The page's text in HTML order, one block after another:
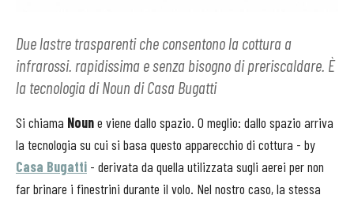
Due lastre trasparenti che consentono la cottura a
infrarossi. rapidissima e senza bisogno di preriscaldare. È
la tecnologia di Noun di Casa Bugatti
Si chiama Noune viene dallo spazio. O meglio: dallo spazio arriva
la tecnologia su cui si basa questo apparecchio di cottura - by
Casa Bugatti - derivata da quella utilizzata sugli aerei per non
far brinare i finestrini durante il volo. Nel nostro caso, la stessa